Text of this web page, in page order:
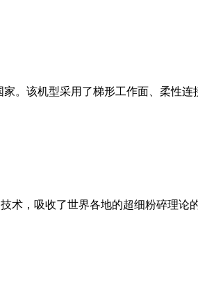
。该机型采用了梯形工作面、柔性
，吸收了世界各地的超细粉碎理